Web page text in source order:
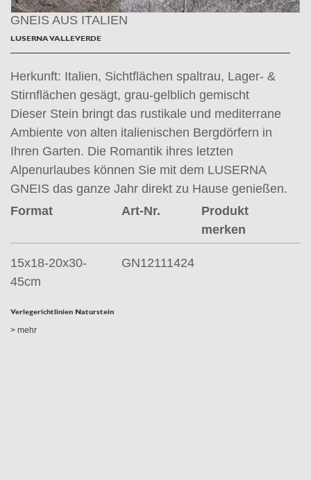
GNEIS AUS ITALIEN
LUSERNA VALLEVERDE
Herkunft: Italien, Sichtflächen spaltrau, Lager- &
Stirnflächen gesägt, grau-gelblich gemischt
Dieser Stein bringt das rustikale und mediterrane
Ambiente von alten italienischen Bergdörfern in
Ihren Garten. Die Romantik ihres letzten
Alpenurlaubes können Sie mit dem LUSERNA
GNEIS das ganze Jahr direkt zu Hause genießen.
Format
Art-Nr.
Produkt
merken
15x18-20x30-
45cm
GN12111424
Verlegerichtlinien Naturstein
> mehr